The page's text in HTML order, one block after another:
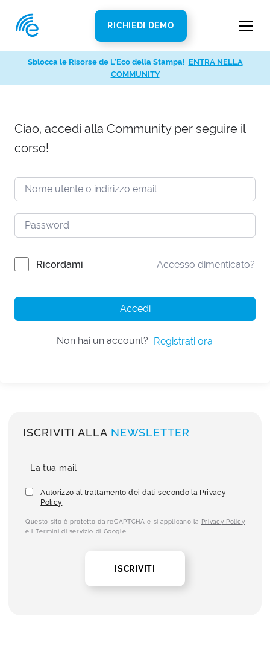
RICHIEDI DEMO
Ciao, accedi alla Community per seguire il
corso!
Ricordami Accesso dimenticato?
Accedi
Non hai un account? Registrati ora
ISCRIVITI ALLA NEWSLETTER
Autorizzo al trattamento dei dati secondo la Privacy
Policy
Questo sito è protetto da reCAPTCHA e si applicano la Privacy Policy
e i Termini di servizio di Google.
ISCRIVITI
Sblocca le Risorse de L’Eco della Stampa! ENTRA NELLA
COMMUNITY